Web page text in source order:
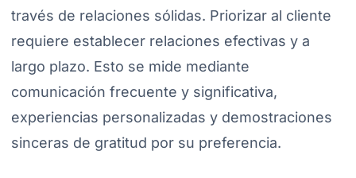
través de relaciones sólidas. Priorizar al cliente
requiere establecer relaciones efectivas y a
largo plazo. Esto se mide mediante
comunicación frecuente y significativa,
experiencias personalizadas y demostraciones
sinceras de gratitud por su preferencia.